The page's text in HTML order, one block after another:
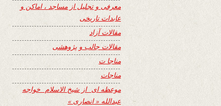
معرفی و تجلیل از مساجد ، اماکن و
عابدات تاریخی
مقالات آزاد
مقالات جالب و پژوهشی
مناجا ت
مناجات
موعظه ای از شیخ الاسلام خواجه
عبدالله « انصاری »